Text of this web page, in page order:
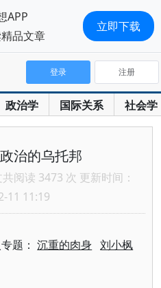
政治学 国际关系 社会学
登录 注册
治的乌托邦
阅读 3473 次 更新时间：
11 11:19
题：沉重的肉身 刘小枫
APP
品文章
立即下载